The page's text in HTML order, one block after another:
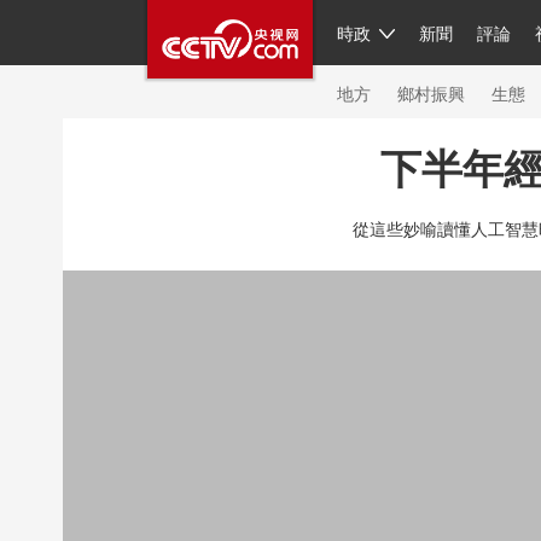
時政 新聞 評論
人民領袖習近平 聯播+
直播 片庫 欄目大全
簡體 海外頻道
地方 鄉村振興 生態
共産黨員網 秧紀
新聞 國內 國際 評論 經濟 軍事
下半年
從這些妙喻讀懂人工智